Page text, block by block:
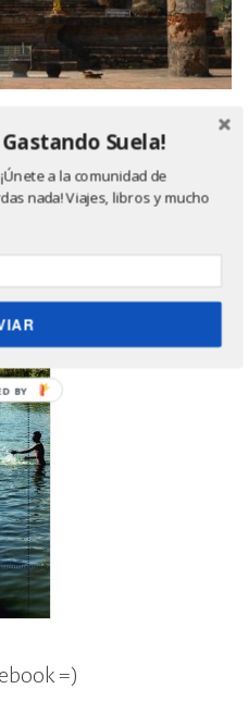
saber más? Haz click
=)
Suela!
a la comunidad de
nada! Viajes, libros y mucho